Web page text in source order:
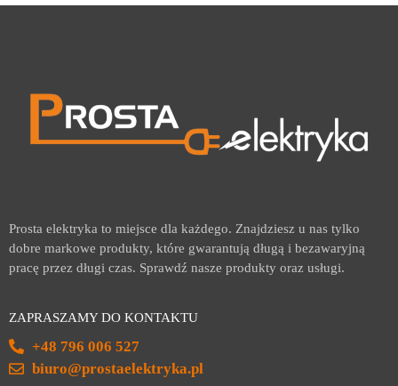
Prosta elektryka to miejsce dla każdego. Znajdziesz u nas tylko
dobre markowe produkty, które gwarantują długą i bezawaryjną
pracę przez długi czas. Sprawdź nasze produkty oraz usługi.
ZAPRASZAMY DO KONTAKTU
+48 796 006 527
biuro@prostaelektryka.pl